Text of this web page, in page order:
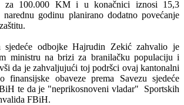
za 100.000 KM i u konačnici iznosi 15,3
godinu planirano dodatno povećanje
sjedeće odbojke Hajrudin Zekić zahvalio je
ministru na brizi za branilačku populaciju i
da je zahvaljujući toj podršci ovaj kantonalni
finansijske obaveze prema Savezu sjedeće
te da je "neprikosnoveni vladar" Sportskih
FBiH.